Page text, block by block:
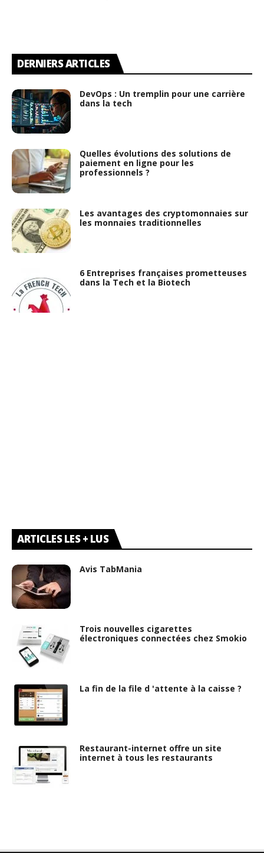
DERNIERS ARTICLES
DevOps : Un tremplin pour une carrière
dans la tech
Quelles évolutions des solutions de
paiement en ligne pour les
professionnels ?
Les avantages des cryptomonnaies sur
les monnaies traditionnelles
6 Entreprises françaises prometteuses
dans la Tech et la Biotech
ARTICLES LES + LUS
Avis TabMania
Trois nouvelles cigarettes
électroniques connectées chez Smokio
La fin de la file d 'attente à la caisse ?
Restaurant-internet offre un site
internet à tous les restaurants